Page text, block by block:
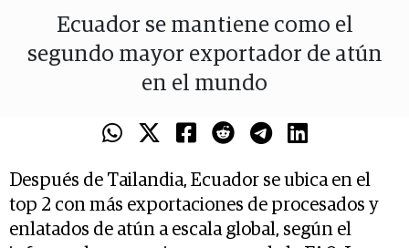
Ecuador se mantiene como el
segundo mayor exportador de atún
en el mundo
Después de Tailandia, Ecuador se ubica en el
top 2 con más exportaciones de procesados y
enlatados de atún a escala global, según el